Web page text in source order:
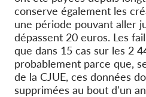
conserve également les
une période pouvant aller
dépassent 20 euros. Les
que dans 15 cas sur les 2
probablement parce que,
de la CJUE, ces données
supprimées au bout d'un